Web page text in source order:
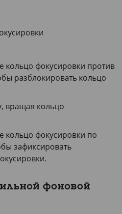
кольцо фокусировки против
разблокировать кольцо
вращая кольцо
кольцо фокусировки по
зафиксировать
фоновой